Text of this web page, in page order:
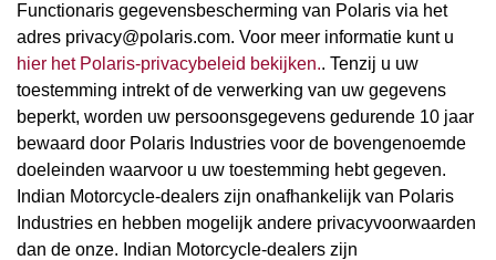
Functionaris gegevensbescherming van Polaris via het
adres privacy@polaris.com. Voor meer informatie kunt u
hier het Polaris-privacybeleid bekijken.. Tenzij u uw
toestemming intrekt of de verwerking van uw gegevens
beperkt, worden uw persoonsgegevens gedurende 10 jaar
bewaard door Polaris Industries voor de bovengenoemde
doeleinden waarvoor u uw toestemming hebt gegeven.
Indian Motorcycle-dealers zijn onafhankelijk van Polaris
Industries en hebben mogelijk andere privacyvoorwaarden
dan de onze. Indian Motorcycle-dealers zijn